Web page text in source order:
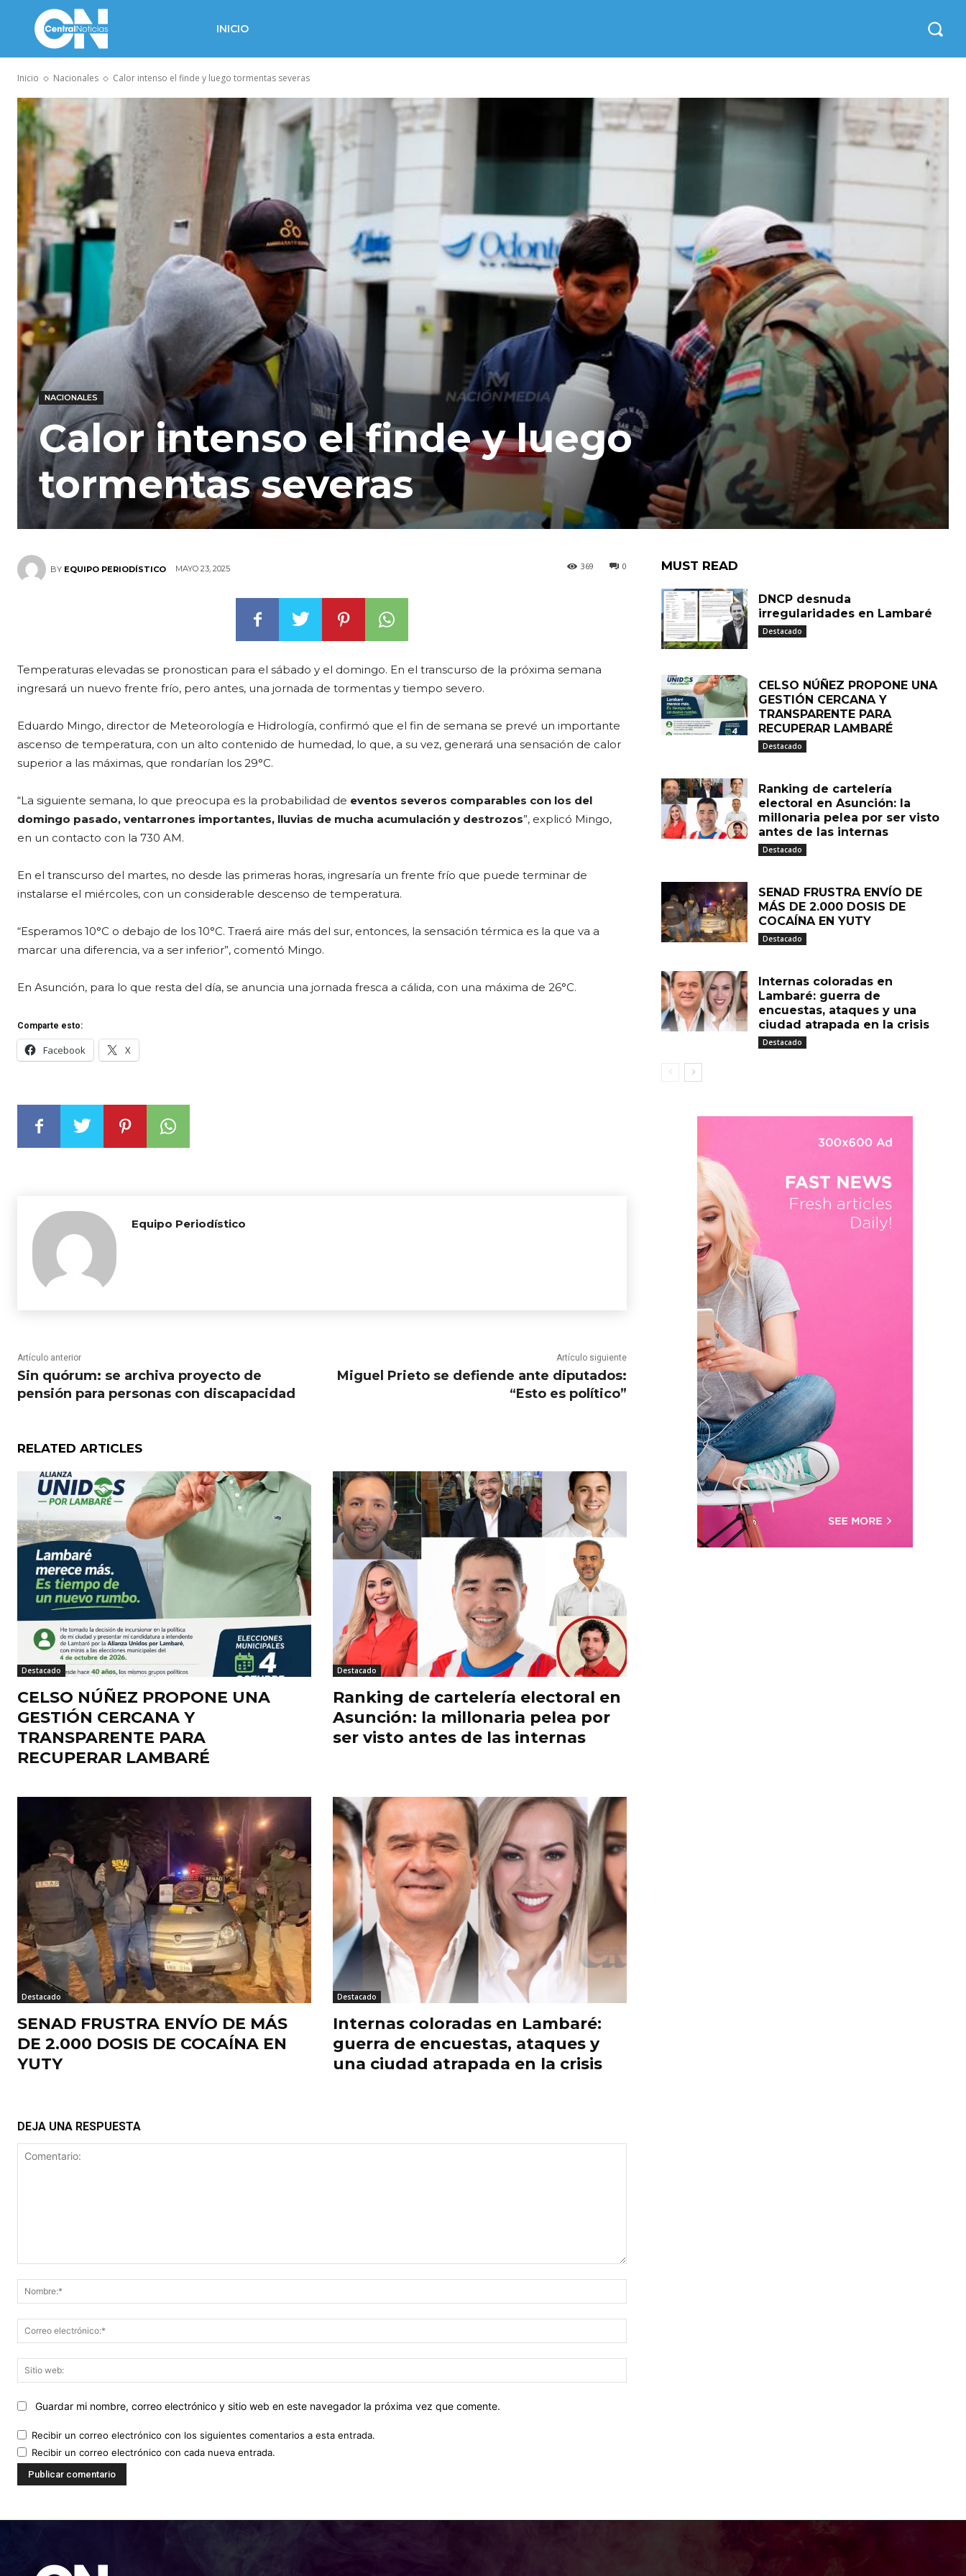
INICIO
Inicio Nacionales Calor intenso el finde y luego tormentas severas
NACIONALES
Calor intenso el finde y luego
tormentas severas
BY EQUIPO PERIODÍSTICO MAYO 23, 2025 0
369
Temperaturas elevadas se pronostican para el sábado y el domingo. En el transcurso de la próxima semana
ingresará un nuevo frente frío, pero antes, una jornada de tormentas y tiempo severo.
Eduardo Mingo, director de Meteorología e Hidrología, confirmó que el fin de semana se prevé un importante
ascenso de temperatura, con un alto contenido de humedad, lo que, a su vez, generará una sensación de calor
superior a las máximas, que rondarían los 29°C.
“La siguiente semana, lo que preocupa es la probabilidad de eventos severos comparables con los del
domingo pasado, ventarrones importantes, lluvias de mucha acumulación y destrozos”, explicó Mingo,
en un contacto con la 730 AM.
En el transcurso del martes, no desde las primeras horas, ingresaría un frente frío que puede terminar de
instalarse el miércoles, con un considerable descenso de temperatura.
“Esperamos 10°C o debajo de los 10°C. Traerá aire más del sur, entonces, la sensación térmica es la que va a
marcar una diferencia, va a ser inferior”, comentó Mingo.
En Asunción, para lo que resta del día, se anuncia una jornada fresca a cálida, con una máxima de 26°C.
Comparte esto:
Facebook X
Equipo Periodístico
Artículo anterior
Sin quórum: se archiva proyecto de
pensión para personas con discapacidad
Artículo siguiente
Miguel Prieto se defiende ante diputados:
“Esto es político”
RELATED ARTICLES
Destacado
CELSO NÚÑEZ PROPONE UNA
GESTIÓN CERCANA Y
TRANSPARENTE PARA
RECUPERAR LAMBARÉ
Destacado
Ranking de cartelería electoral en
Asunción: la millonaria pelea por
ser visto antes de las internas
Destacado
SENAD FRUSTRA ENVÍO DE MÁS
DE 2.000 DOSIS DE COCAÍNA EN
YUTY
Destacado
Internas coloradas en Lambaré:
guerra de encuestas, ataques y
una ciudad atrapada en la crisis
DEJA UNA RESPUESTA
electrónico:*
web:
Guardar mi nombre, correo electrónico y sitio web en este navegador la próxima vez que comente.
Recibir un correo electrónico con los siguientes comentarios a esta entrada.
Recibir un correo electrónico con cada nueva entrada.
MUST READ
DNCP desnuda
irregularidades en Lambaré
Destacado
CELSO NÚÑEZ PROPONE UNA
GESTIÓN CERCANA Y
TRANSPARENTE PARA
RECUPERAR LAMBARÉ
Destacado
Ranking de cartelería
electoral en Asunción: la
millonaria pelea por ser visto
antes de las internas
Destacado
SENAD FRUSTRA ENVÍO DE
MÁS DE 2.000 DOSIS DE
COCAÍNA EN YUTY
Destacado
Internas coloradas en
Lambaré: guerra de
encuestas, ataques y una
ciudad atrapada en la crisis
Destacado